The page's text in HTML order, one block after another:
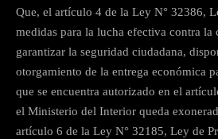
Que, el artículo 4 de la Ley N° 32386,
medidas para la lucha efectiva contra
garantizar la seguridad ciudadana,
otorgamiento de la entrega económica
que se encuentra autorizado en el
el Ministerio del Interior queda
artículo 6 de la Ley N° 32185, Ley de